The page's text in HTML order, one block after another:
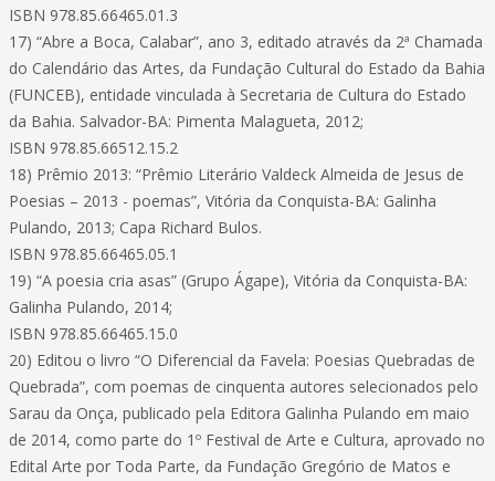
ISBN 978.85.66465.01.3
17) “Abre a Boca, Calabar”, ano 3, editado através da 2ª Chamada
do Calendário das Artes, da Fundação Cultural do Estado da Bahia
(FUNCEB), entidade vinculada à Secretaria de Cultura do Estado
da Bahia. Salvador-BA: Pimenta Malagueta, 2012;
ISBN 978.85.66512.15.2
18) Prêmio 2013: “Prêmio Literário Valdeck Almeida de Jesus de
Poesias – 2013 - poemas”, Vitória da Conquista-BA: Galinha
Pulando, 2013; Capa Richard Bulos.
ISBN 978.85.66465.05.1
19) “A poesia cria asas” (Grupo Ágape), Vitória da Conquista-BA:
Galinha Pulando, 2014;
ISBN 978.85.66465.15.0
20) Editou o livro “O Diferencial da Favela: Poesias Quebradas de
Quebrada”, com poemas de cinquenta autores selecionados pelo
Sarau da Onça, publicado pela Editora Galinha Pulando em maio
de 2014, como parte do 1º Festival de Arte e Cultura, aprovado no
Edital Arte por Toda Parte, da Fundação Gregório de Matos e